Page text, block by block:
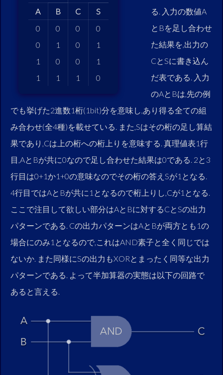
A B C
S
0
0 0
0
0
1 0
1
1
0 0
1
1
1 1 0
る. 入力の数値A
とBを足し合わせ
た結果を,出力の
CとSに書き込ん
だ表である. 入力
のAとBは,先の例
でも挙げた2進数1桁(1bit)分を意味し,あり得る全ての組
み合わせ(全4種)を載せている. また,Sはその桁の足し算結
果であり,Cは上の桁への桁上りを意味する. 真理値表1行
目,AとBが共に0なので足し合わせた結果は0である. 2と3
行目は0+1か1+0の意味なのでその桁の答えSが1となる.
4行目ではAとBが共に1となるので桁上りし,Cが1となる.
ここで注目して欲しい部分はAとBに対するCとSの出力
パターンである. Cの出力パターンはAとBが両方とも1の
場合にのみ1となるので,これはAND素子と全く同じでは
ないか. また同様にSの出力もXORとまったく同等な出力
パターンである. よって半加算器の実態は以下の回路で
あると言える.